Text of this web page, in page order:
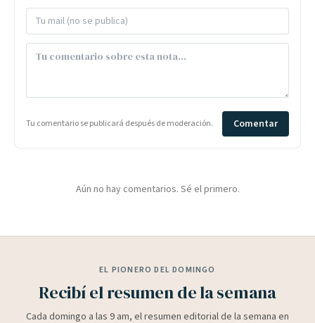
Tu comentario se publicará después de moderación. Comentar
Aún no hay comentarios. Sé el primero.
EL PIONERO DEL DOMINGO
Recibí el resumen de la semana
Cada domingo a las 9 am, el resumen editorial de la semana en